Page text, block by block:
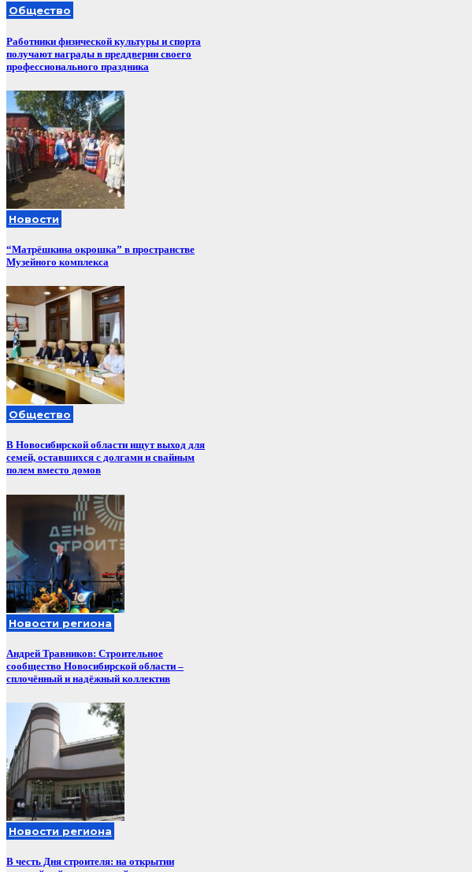
Общество
Работники физической культуры и спорта
получают награды в преддверии своего
профессионального праздника
Новости
“Матрёшкина окрошка” в пространстве
Музейного комплекса
Общество
В Новосибирской области ищут выход для
семей, оставшихся с долгами и свайным
полем вместо домов
Новости региона
Андрей Травников: Строительное
сообщество Новосибирской области –
сплочённый и надёжный коллектив
Новости региона
В честь Дня строителя: на открытии